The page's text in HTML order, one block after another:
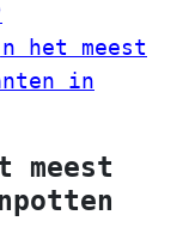
het meest
in
meest